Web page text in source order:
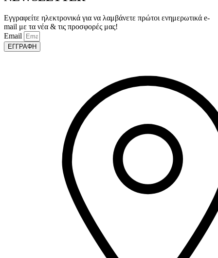
Εγγραφείτε ηλεκτρονικά για να λαμβάνετε πρώτοι ενημερωτικά e-
mail με τα νέα & τις προσφορές μας!
Email
ΕΓΓΡΑΦΗ